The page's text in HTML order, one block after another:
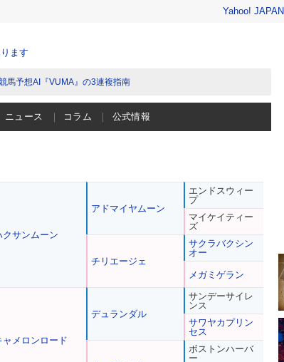
Yahoo! JAPAN
ます
競馬予想AI『VUMA』の3連複指南
ニュース コラム 公式情報
クサンムーン
ャメロンロード
アドマイヤムーン
チリエージェ
デュランダル
エンドスウィー
プ
マイケイティー
ズ
サクラバクシン
オー
メガミゲラン
サンデーサイレ
ンス
サワヤカプリン
セス
ボストンハーバ
ー